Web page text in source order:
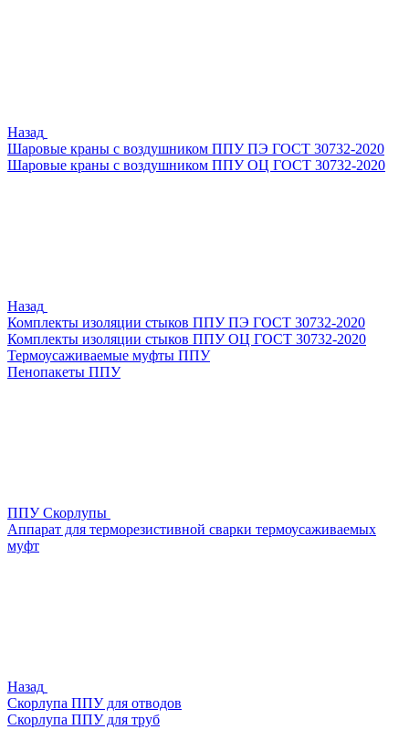
Назад
Шаровые краны с воздушником ППУ ПЭ ГОСТ 30732-2020
Шаровые краны с воздушником ППУ ОЦ ГОСТ 30732-2020
Назад
Комплекты изоляции стыков ППУ ПЭ ГОСТ 30732-2020
Комплекты изоляции стыков ППУ ОЦ ГОСТ 30732-2020
Термоусаживаемые муфты ППУ
Пенопакеты ППУ
ППУ Скорлупы
Аппарат для терморезистивной сварки термоусаживаемых
муфт
Назад
Скорлупа ППУ для отводов
Скорлупа ППУ для труб